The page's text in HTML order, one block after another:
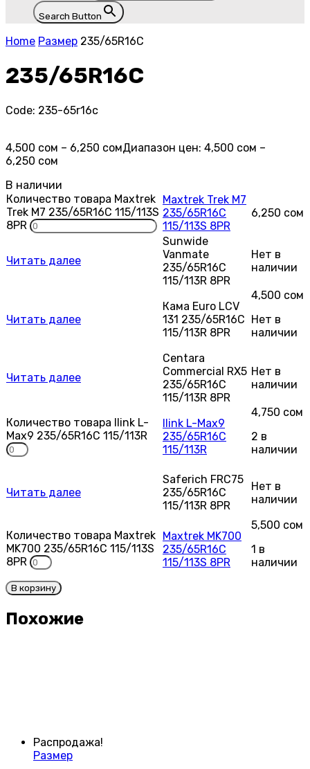
Search Button
Home Размер 235/65R16C
235/65R16C
Code: 235-65r16c
4,500 сом – 6,250 сомДиапазон цен: 4,500 сом –
6,250 сом
В наличии
Количество товара Maxtrek
Trek M7 235/65R16C 115/113S
8PR
Maxtrek Trek M7
235/65R16C
115/113S 8PR
6,250 сом
Читать далее
Sunwide
Vanmate
235/65R16C
115/113R 8PR
Нет в
наличии
Читать далее
Кама Euro LCV
131 235/65R16C
115/113R 8PR
4,500 сом
Нет в
наличии
Читать далее
Centara
Commercial RX5
235/65R16C
115/113R 8PR
Нет в
наличии
Количество товара Ilink L-
Max9 235/65R16C 115/113R
Ilink L-Max9
235/65R16C
115/113R
4,750 сом
2 в
наличии
Читать далее
Saferich FRC75
235/65R16C
115/113R 8PR
Нет в
наличии
Количество товара Maxtrek
MK700 235/65R16C 115/113S
8PR
Maxtrek MK700
235/65R16C
115/113S 8PR
5,500 сом
1 в
наличии
В корзину
Похожие
Распродажа!
Размер